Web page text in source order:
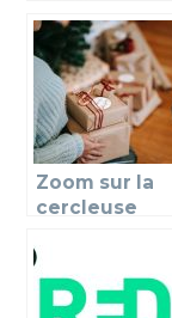
technologie
en ce
moment
Zoom sur la
cercleuse
mobile